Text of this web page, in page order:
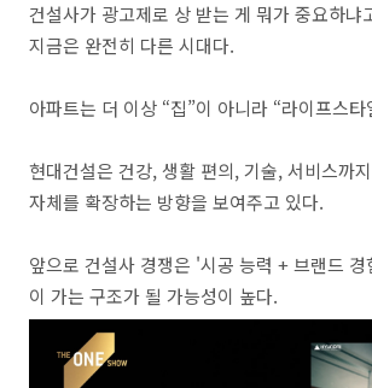
건설사가 광고제로 상 받는 게 뭐가 중요하냐
지금은 완전히 다른 시대다.
아파트는 더 이상 “집”이 아니라 “라이프스타
현대건설은 건강, 생활 편의, 기술, 서비스까
자체를 확장하는 방향을 보여주고 있다.
앞으로 건설사 경쟁은 '시공 능력 + 브랜드
이 가는 구조가 될 가능성이 높다.